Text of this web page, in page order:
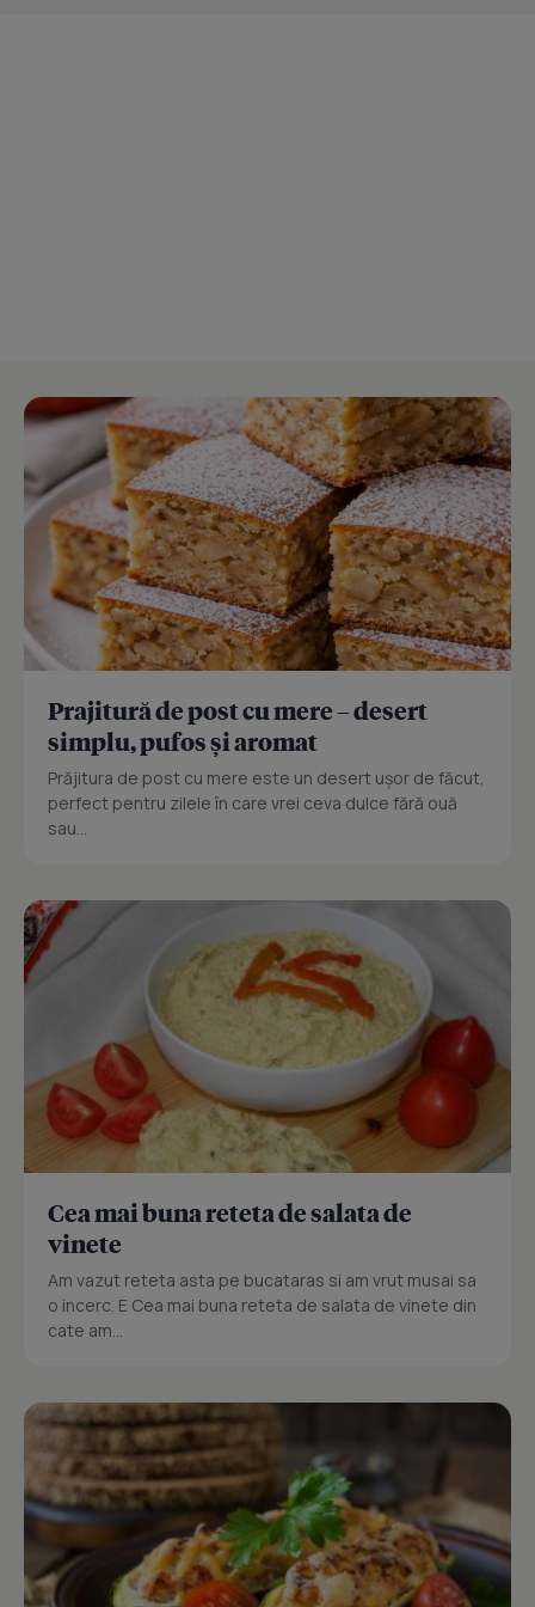
Prajitură de post cu mere – desert
simplu, pufos și aromat
Prăjitura de post cu mere este un desert ușor de făcut,
perfect pentru zilele în care vrei ceva dulce fără ouă
sau...
Cea mai buna reteta de salata de
vinete
Am vazut reteta asta pe bucataras si am vrut musai sa
o incerc. E Cea mai buna reteta de salata de vinete din
cate am...